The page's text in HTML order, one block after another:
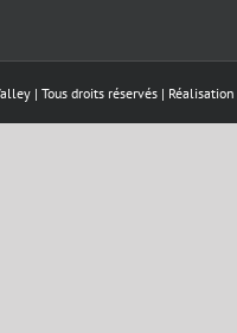
| Tous droits réservés | Réalisation